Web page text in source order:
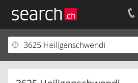
Ihr Eintrag
Kundencenter Geschäftskunden